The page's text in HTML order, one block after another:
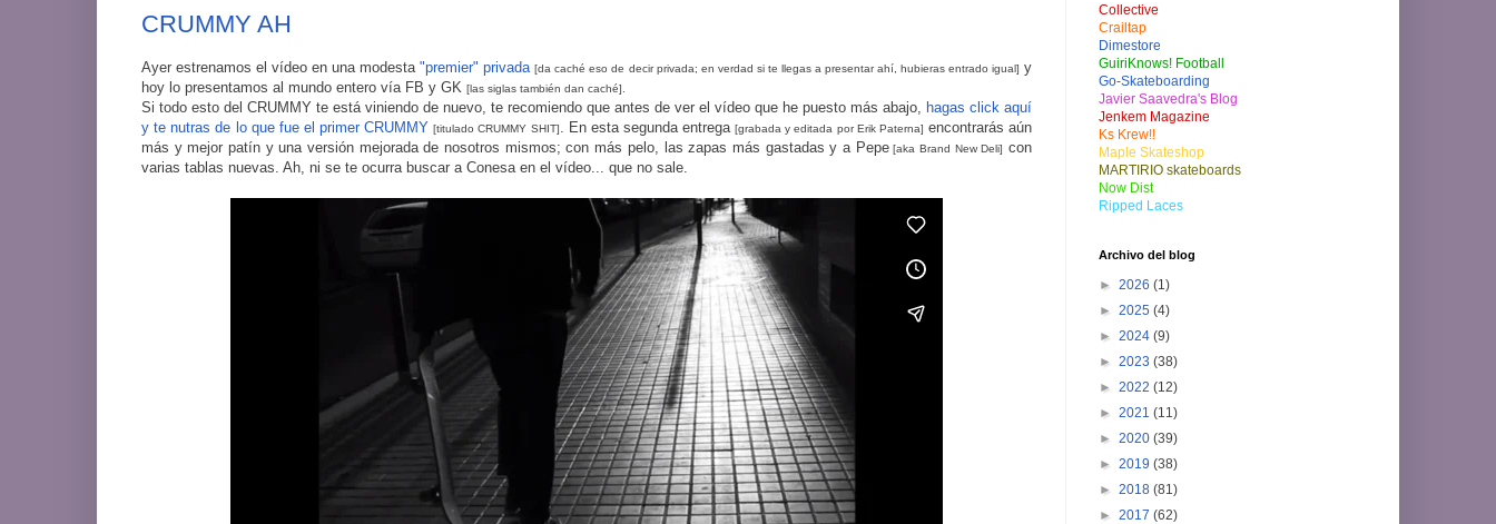
CRUMMY AH
Ayer estrenamos el vídeo en una modesta"premier" privada [da caché eso de decir privada; en verdad si te llegas a presentar ahí, hubieras entrado igual] y
hoy lo presentamos al mundo entero vía FB y GK [las siglas también dan caché].
Si todo esto del CRUMMY te está viniendo de nuevo, te recomiendo que antes de ver el vídeo que he puesto más abajo, hagas click aquí
y te nutras de lo que fue el primer CRUMMY[titulado CRUMMY SHIT] . En esta segunda entrega[grabada y editada por Erik Paterna] encontrarás aún
más y mejor patín y una versión mejorada de nosotros mismos; con más pelo, las zapas más gastadas y a Pepe[aka Brand New Deli] con
varias tablas nuevas. Ah, ni se te ocurra buscar a Conesa en el vídeo... que no sale.
Collective
Crailtap
Dimestore
GuiriKnows! Football
Go-Skateboarding
Javier Saavedra's Blog
Jenkem Magazine
Ks Krew!!
Maple Skateshop
MARTIRIO skateboards
Now Dist
Ripped Laces
Archivo del blog
► 2026 (1)
► 2025 (4)
► 2024 (9)
► 2023 (38)
► 2022 (12)
► 2021 (11)
► 2020 (39)
► 2019 (38)
► 2018 (81)
► 2017 (62)